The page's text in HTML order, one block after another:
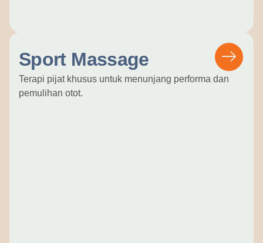
Sport Massage
Terapi pijat khusus untuk menunjang performa dan
pemulihan otot.